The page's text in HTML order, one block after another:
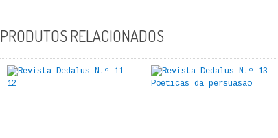
PRODUTOS RELACIONADOS